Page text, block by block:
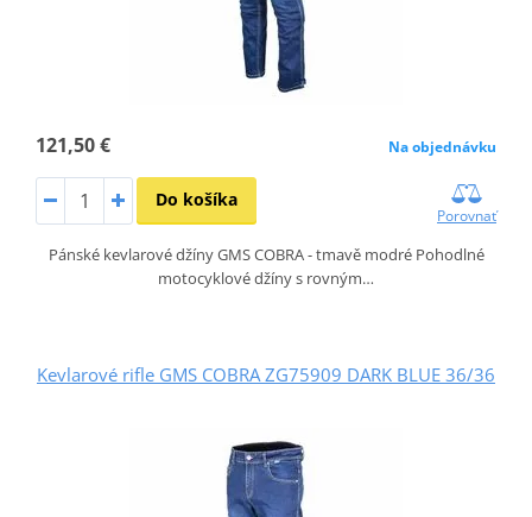
121,50 € Na objednávku
Do košíka
Porovnať
Pánské kevlarové džíny GMS COBRA - tmavě modré Pohodlné
motocyklové džíny s rovným…
Kevlarové rifle GMS COBRA ZG75909 DARK BLUE 36/36